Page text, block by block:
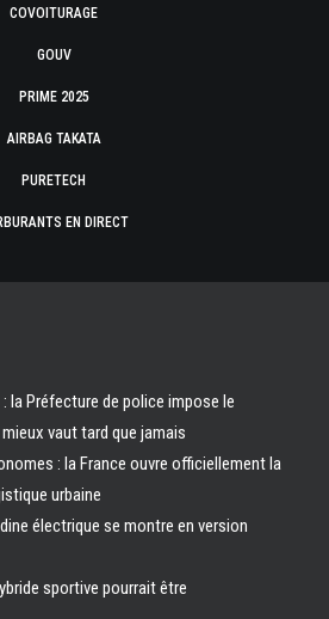
COVOITURAGE
GOUV
PRIME 2025
AIRBAG TAKATA
PURETECH
EN DIRECT
la Préfecture de police impose le
vaut tard que jamais
: la France ouvre officiellement la
urbaine
électrique se montre en version
sportive pourrait être